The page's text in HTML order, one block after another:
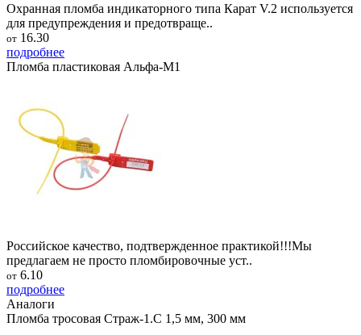
Охранная пломба индикаторного типа Карат V.2 используется
для предупреждения и предотвраще..
от 16.30
подробнее
Пломба пластиковая Альфа-М1
Российское качество, подтвержденное практикой!!!Мы
предлагаем не просто пломбировочные уст..
от 6.10
подробнее
Аналоги
Пломба тросовая Страж-1.С 1,5 мм, 300 мм